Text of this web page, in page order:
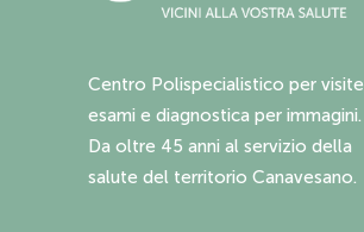
Centro Polispecialistico per visite,
esami e diagnostica per immagini.
Da oltre 45 anni al servizio della
salute del territorio Canavesano.